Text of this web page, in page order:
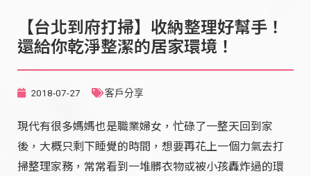
【台北到府打掃】收納整理好幫手！
還給你乾淨整潔的居家環境！
2018-07-27 客戶分享
現代有很多媽媽也是職業婦女，忙碌了一整天回到家
後，大概只剩下睡覺的時間，想要再花上一個力氣去打
掃整理家務，常常看到一堆髒衣物或被小孩轟炸過的環